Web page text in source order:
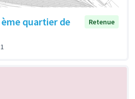
quartier de
Retenue
1